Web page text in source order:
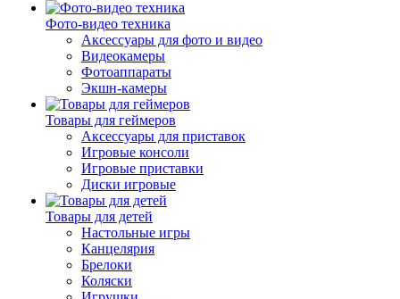
Фото-видео техника
Аксессуары для фото и видео
Видеокамеры
Фотоаппараты
Экшн-камеры
Товары для геймеров
Аксессуары для приставок
Игровые консоли
Игровые приставки
Диски игровые
Товары для детей
Настольные игры
Канцелярия
Брелоки
Коляски